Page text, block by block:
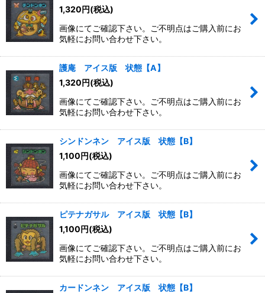
1,320円(税込)
画像にてご確認下さい。ご不明点はご購入前にお
気軽にお問い合わせ下さい。
護庵 アイス版 状態【A】
1,320円(税込)
画像にてご確認下さい。ご不明点はご購入前にお
気軽にお問い合わせ下さい。
シンドンネン アイス版 状態【B】
1,100円(税込)
画像にてご確認下さい。ご不明点はご購入前にお
気軽にお問い合わせ下さい。
ピテナガサル アイス版 状態【B】
1,100円(税込)
画像にてご確認下さい。ご不明点はご購入前にお
気軽にお問い合わせ下さい。
カードンネン アイス版 状態【B】